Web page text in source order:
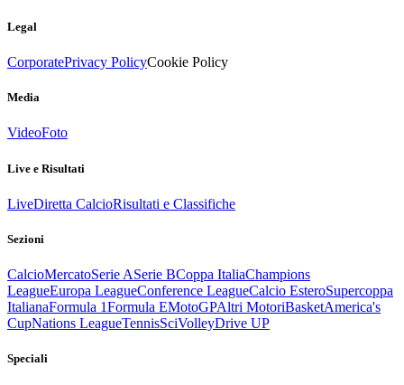
Legal
CorporatePrivacy PolicyCookie Policy
Media
VideoFoto
Live e Risultati
LiveDiretta CalcioRisultati e Classifiche
Sezioni
CalcioMercatoSerie ASerie BCoppa ItaliaChampions
LeagueEuropa LeagueConference LeagueCalcio EsteroSupercoppa
ItalianaFormula 1Formula EMotoGPAltri MotoriBasketAmerica's
CupNations LeagueTennisSciVolleyDrive UP
Speciali